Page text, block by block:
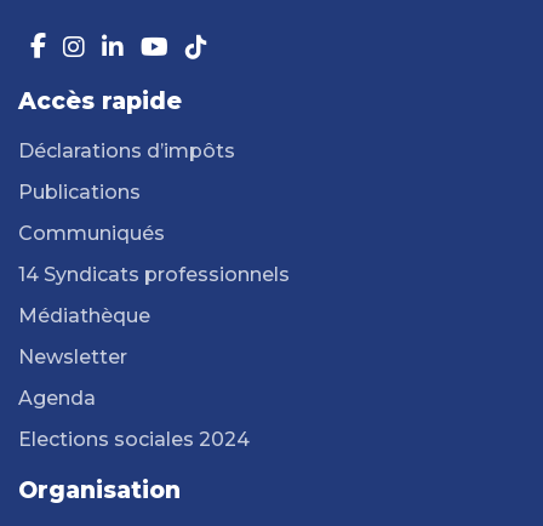
Accès rapide
Déclarations d’impôts
Publications
Communiqués
14 Syndicats professionnels
Médiathèque
Newsletter
Agenda
Elections sociales 2024
Organisation